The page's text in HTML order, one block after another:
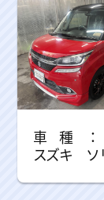
スズキ ソ